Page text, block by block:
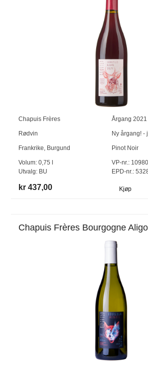
Chapuis Frères Årgang 2021
Rødvin Ny årgang! -
Frankrike, Burgund Pinot Noir
Volum:0,75
Utvalg: BU
VP-nr.:
EPD-nr.:
kr 437,00 Kjøp
Chapuis Frères Bourgogne